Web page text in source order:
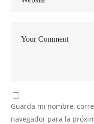
Guarda mi nombre,
navegador para la